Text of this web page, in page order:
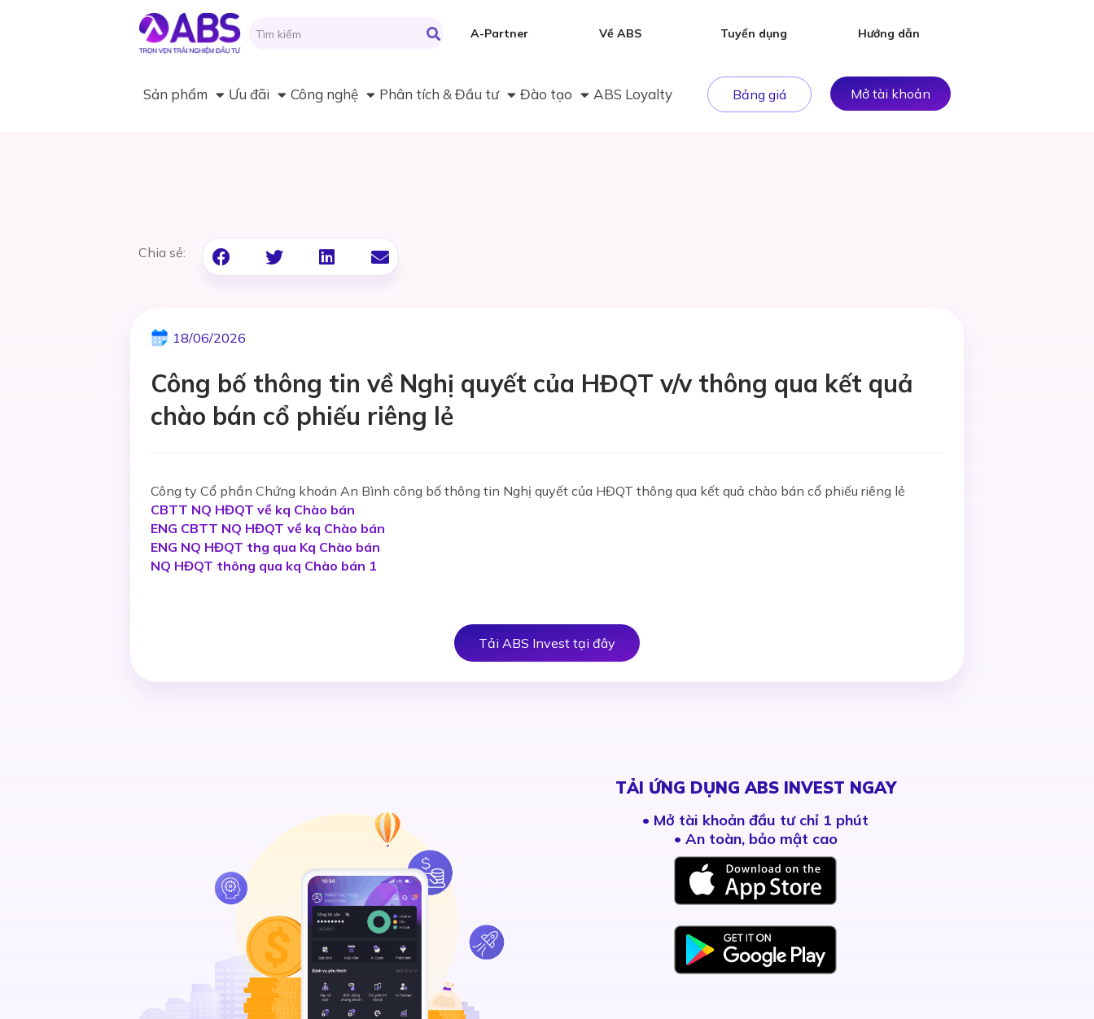
A-Partner Về ABS Tuyển dụng Hướng dẫn
Sản phẩm Ưu đãi Công nghệ Phân tích & Đầu tư Đào tạo ABS Loyalty Bảng giá Mở tài khoản
Chia sẻ:
18/06/2026
Công bố thông tin về Nghị quyết của HĐQT v/v thông qua kết quả
chào bán cổ phiếu riêng lẻ
Công ty Cổ phần Chứng khoán An Bình công bố thông tin Nghị quyết của HĐQT thông qua kết quả chào bán cổ phiếu riêng lẻ
CBTT NQ HĐQT về kq Chào bán
ENG CBTT NQ HĐQT về kq Chào bán
ENG NQ HĐQT thg qua Kq Chào bán
NQ HĐQT thông qua kq Chào bán 1
Tải ABS Invest tại đây
TẢI ỨNG DỤNG ABS INVEST NGAY
• Mở tài khoản đầu tư chỉ 1 phút
• An toàn, bảo mật cao